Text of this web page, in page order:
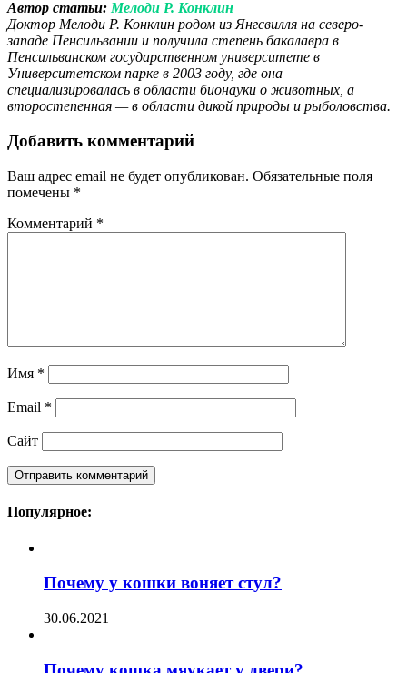
Автор статьи: Мелоди Р. Конклин
Доктор Мелоди Р. Конклин родом из Янгсвилля на северо-
западе Пенсильвании и получила степень бакалавра в
Пенсильванском государственном университете в
Университетском парке в 2003 году, где она
специализировалась в области бионауки о животных, а
второстепенная — в области дикой природы и рыболовства.
Добавить комментарий
Ваш адрес email не будет опубликован. Обязательные поля
помечены *
Комментарий *
Имя *
Email *
Сайт
Популярное:
Почему у кошки воняет стул?
30.06.2021